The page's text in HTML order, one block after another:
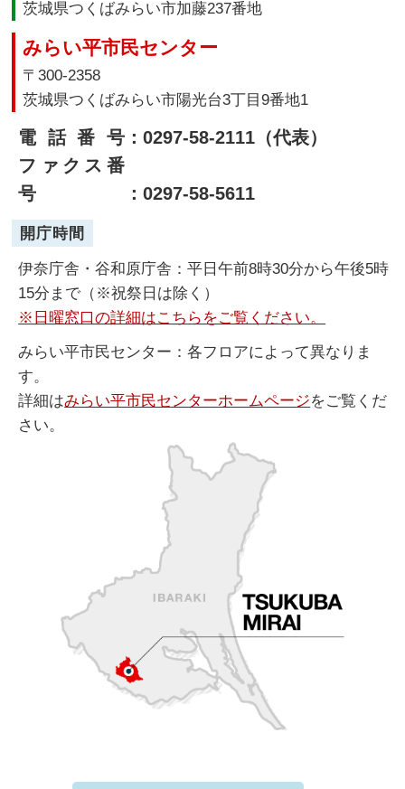
茨城県つくばみらい市加藤237番地
みらい平市民センター
〒300-2358
茨城県つくばみらい市陽光台3丁目9番地1
電話番号：0297-58-2111（代表）
ファクス番
号
：0297-58-5611
開庁時間
伊奈庁舎・谷和原庁舎：平日午前8時30分から午後5時
15分まで（※祝祭日は除く）
※日曜窓口の詳細はこちらをご覧ください。
みらい平市民センター：各フロアによって異なりま
す。
詳細はみらい平市民センターホームページをご覧くだ
さい。